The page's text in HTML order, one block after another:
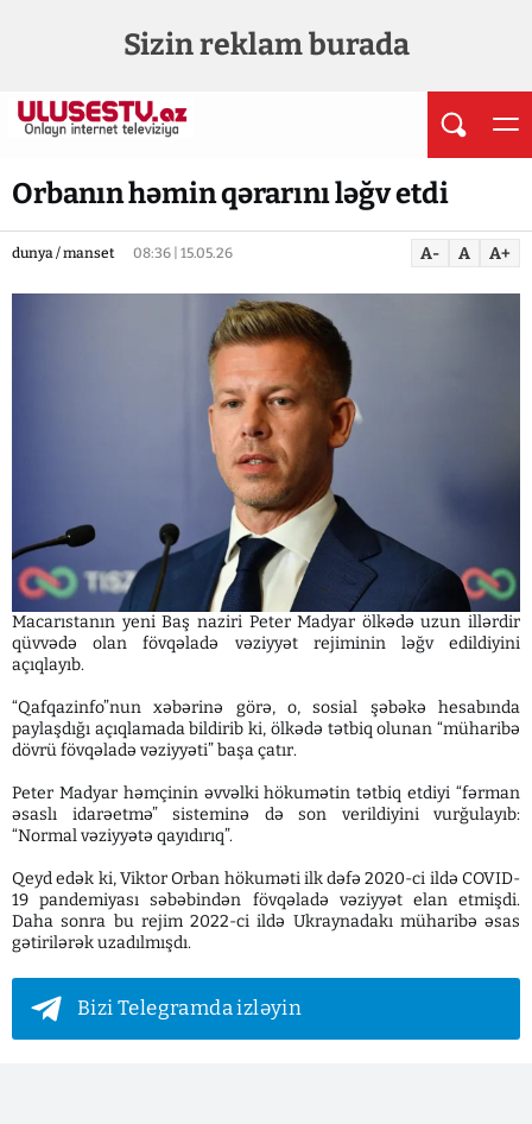
Sizin reklam burada
Orbanın həmin qərarını ləğv etdi
dunya / manset 08:36 | 15.05.26 A- A A+
Macarıstanın yeni Baş naziri Peter Madyar ölkədə uzun illərdir
qüvvədə olan fövqəladə vəziyyət rejiminin ləğv edildiyini
açıqlayıb.
“Qafqazinfo”nun xəbərinə görə, o, sosial şəbəkə hesabında
paylaşdığı açıqlamada bildirib ki, ölkədə tətbiq olunan “müharibə
dövrü fövqəladə vəziyyəti” başa çatır.
Peter Madyar həmçinin əvvəlki hökumətin tətbiq etdiyi “fərman
əsaslı idarəetmə” sisteminə də son verildiyini vurğulayıb:
“Normal vəziyyətə qayıdırıq”.
Qeyd edək ki, Viktor Orban hökuməti ilk dəfə 2020-ci ildə COVID-
19 pandemiyası səbəbindən fövqəladə vəziyyət elan etmişdi.
Daha sonra bu rejim 2022-ci ildə Ukraynadakı müharibə əsas
gətirilərək uzadılmışdı.
Bizi Telegramda izləyin